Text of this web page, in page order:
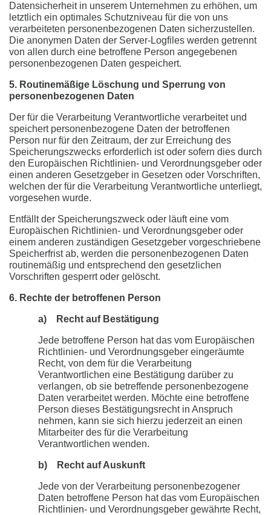
Datensicherheit in unserem Unternehmen zu erhöhen, um
letztlich ein optimales Schutzniveau für die von uns
verarbeiteten personenbezogenen Daten sicherzustellen.
Die anonymen Daten der Server-Logfiles werden getrennt
von allen durch eine betroffene Person angegebenen
personenbezogenen Daten gespeichert.
5. Routinemäßige Löschung und Sperrung von
personenbezogenen Daten
Der für die Verarbeitung Verantwortliche verarbeitet und
speichert personenbezogene Daten der betroffenen
Person nur für den Zeitraum, der zur Erreichung des
Speicherungszwecks erforderlich ist oder sofern dies durch
den Europäischen Richtlinien- und Verordnungsgeber oder
einen anderen Gesetzgeber in Gesetzen oder Vorschriften,
welchen der für die Verarbeitung Verantwortliche unterliegt,
vorgesehen wurde.
Entfällt der Speicherungszweck oder läuft eine vom
Europäischen Richtlinien- und Verordnungsgeber oder
einem anderen zuständigen Gesetzgeber vorgeschriebene
Speicherfrist ab, werden die personenbezogenen Daten
routinemäßig und entsprechend den gesetzlichen
Vorschriften gesperrt oder gelöscht.
6. Rechte der betroffenen Person
a) Recht auf Bestätigung
Jede betroffene Person hat das vom Europäischen
Richtlinien- und Verordnungsgeber eingeräumte
Recht, von dem für die Verarbeitung
Verantwortlichen eine Bestätigung darüber zu
verlangen, ob sie betreffende personenbezogene
Daten verarbeitet werden. Möchte eine betroffene
Person dieses Bestätigungsrecht in Anspruch
nehmen, kann sie sich hierzu jederzeit an einen
Mitarbeiter des für die Verarbeitung
Verantwortlichen wenden.
b) Recht auf Auskunft
Jede von der Verarbeitung personenbezogener
Daten betroffene Person hat das vom Europäischen
Richtlinien- und Verordnungsgeber gewährte Recht,